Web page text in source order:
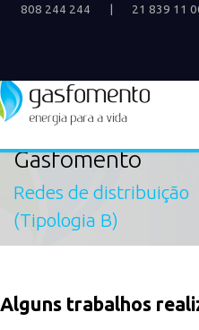
808 244 244 21 839 11
Gasfomento
Redes de distribuição
(Tipologia B)
Alguns trabalhos